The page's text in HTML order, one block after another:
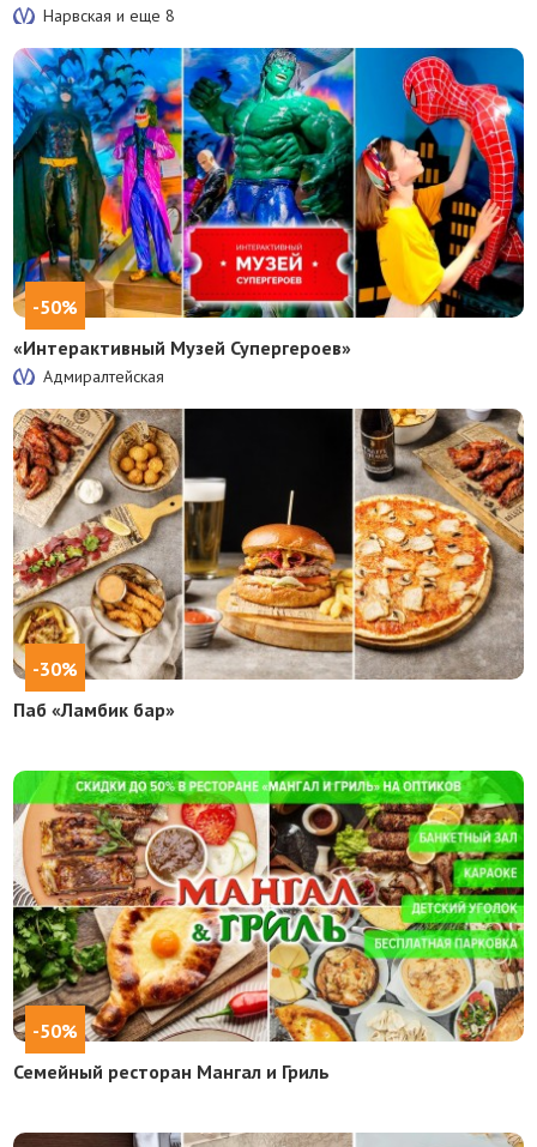
Нарвская и еще8
-50%
«Интерактивный Музей Супергероев»
Адмиралтейская
-30%
Паб «Ламбик бар»
-50%
Семейный ресторан Мангал и Гриль